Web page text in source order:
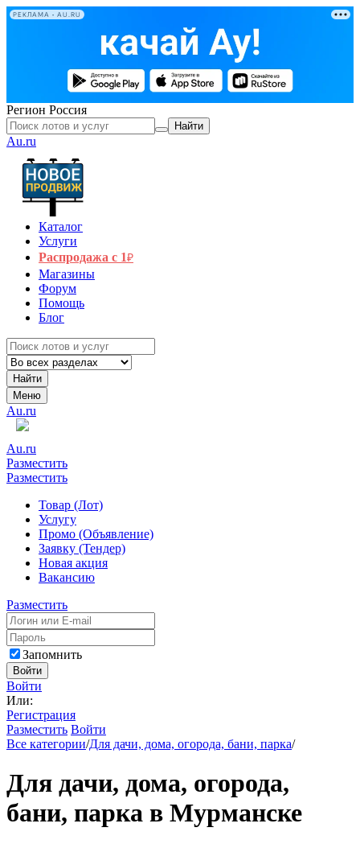
РЕКЛАМА • AU.RU
Регион Россия
Найти
Au.ru
Каталог
Услуги
Распродажа с 1₽
Магазины
Форум
Помощь
Блог
Найти
Меню
Au.ru
Au.ru
Разместить
Разместить
Товар (Лот)
Услугу
Промо (Объявление)
Заявку (Тендер)
Новая акция
Вакансию
Разместить
Запомнить
Войти
Войти
Или:
Регистрация
Разместить Войти
Все категории/Для дачи, дома, огорода, бани, парка/
Для дачи, дома, огорода,
бани, парка в Мурманске